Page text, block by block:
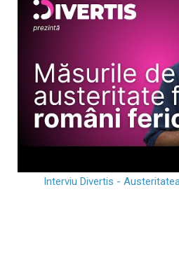
Interviu Divertis -